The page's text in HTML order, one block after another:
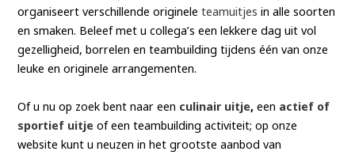
organiseert verschillende origineleteamuitjes in alle soorten
en smaken. Beleef met u collega’s een lekkere dag uit vol
gezelligheid, borrelen en teambuilding tijdens één van onze
leuke en originele arrangementen.
Of u nu op zoek bent naar een culinair uitje, een actief of
sportief uitje of een teambuilding activiteit; op onze
website kunt u neuzen in het grootste aanbod van